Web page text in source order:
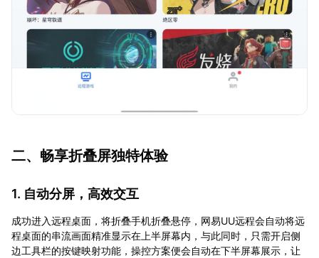
二、畅享折叠屏独特体验
1. 自动分屏，高效交互
成功进入远程桌面，将折叠手机折叠悬停，网易UU远程会自动将远
程桌面的串流画面精准显示在上半屏幕内，与此同时，只需开启侧
边工具栏的按键映射功能，操控方案便会自动在下半屏幕展示，让